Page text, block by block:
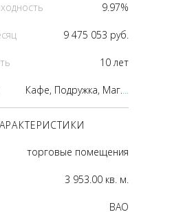
9.97%
9 475 053 руб.
10 лет
Кафе, Подружка, Магнолия, Ресторан, Kari, Вкусно и точка, Столото,...
торговые помещения
3 953.00 кв. м.
ВАО